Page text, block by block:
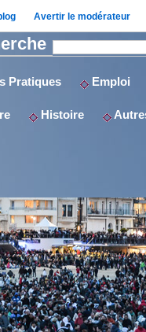
Avertir le modérateur
Pratiques Emploi
Histoire